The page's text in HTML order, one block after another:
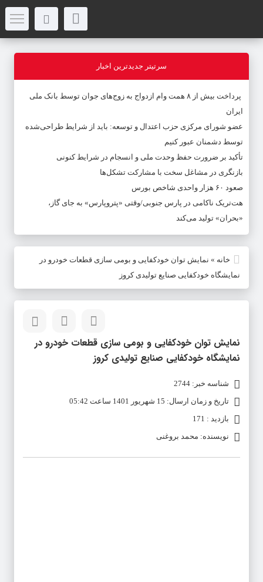
سرتیتر جدیدترین اخبار
پرداخت بیش از ۸ همت وام ازدواج به زوج‌های جوان توسط بانک ملی
ایران
عضو شورای مرکزی حزب اعتدال و توسعه: باید از شرایط طراحی‌شده
توسط دشمنان عبور کنیم
تأکید بر ضرورت حفظ وحدت ملی و انسجام در شرایط کنونی
بازنگری در مشاغل سخت با مشارکت تشکل‌ها
صعود ۶۰ هزار واحدی شاخص بورس
هت‌تریک ناکامی در پارس جنوبی/وقتی «پتروپارس» به جای گاز،
«بحران» تولید می‌کند
خانه » نمایش توان خودکفایی و بومی سازی قطعات خودرو در
نمایشگاه خودکفایی صنایع تولیدی کروز
نمایش توان خودکفایی و بومی سازی قطعات خودرو در
نمایشگاه خودکفایی صنایع تولیدی کروز
شناسه خبر: 2744
تاریخ و زمان ارسال: 15 شهریور 1401 ساعت 05:42
بازدید : 171
نویسنده: محمد بروغنی